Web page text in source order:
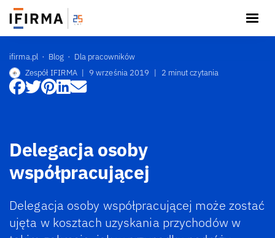
ifirma.pl Blog
Dla pracowników
Zespół IFIRMA | 9 września 2019 | 2 minut czytania
Delegacja osoby
współpracującej
Delegacja osoby współpracującej może zostać
ujęta w kosztach uzyskania przychodów w